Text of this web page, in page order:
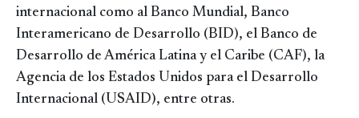
internacional como al Banco Mundial, Banco
Interamericano de Desarrollo (BID), el Banco de
Desarrollo de América Latina y el Caribe (CAF), la
Agencia de los Estados Unidos para el Desarrollo
Internacional (USAID), entre otras.